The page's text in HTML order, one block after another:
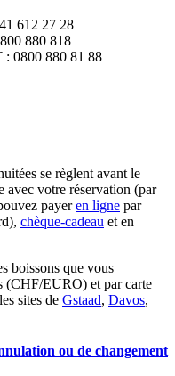
612 27 28
880 818
: 0800 880 81 88
se règlent avant le
avec votre réservation (par
payeren ligne par
chèque-cadeau et en
boissons que vous
(CHF/EURO) et par carte
sites de Gstaad, Davos,
ou de changement